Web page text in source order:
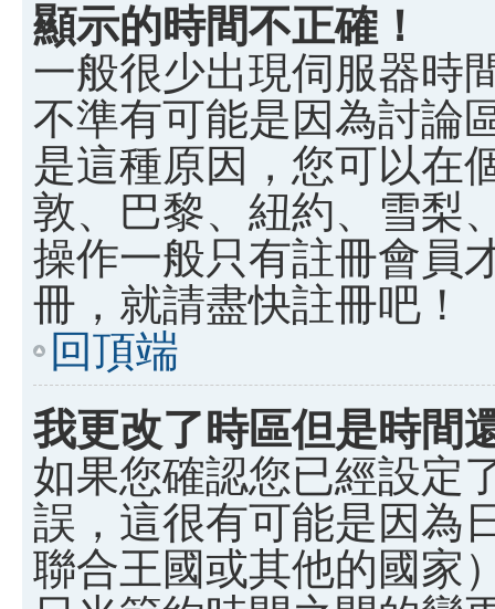
顯示的時間不正確！
一般很少出現伺服器時
不準有可能是因為討論
是這種原因，您可以在
敦、巴黎、紐約、雪梨
操作一般只有註冊會員
冊，就請盡快註冊吧！
回頂端
我更改了時區但是時間
如果您確認您已經設定
誤，這很有可能是因為
聯合王國或其他的國家